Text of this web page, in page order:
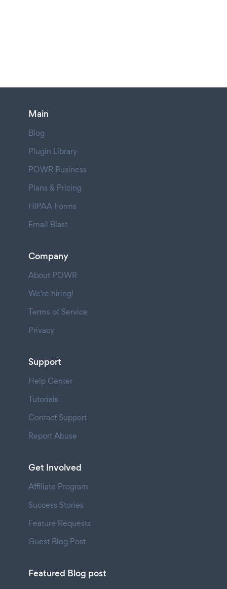
Main
Blog
Plugin Library
POWR Business
Plans & Pricing
HIPAA Forms
Email Blast
Company
About POWR
We're hiring!
Terms of Service
Privacy
Support
Help Center
Tutorials
Contact Support
Report Abuse
Get Involved
Affiliate Program
Success Stories
Feature Requests
Guest Blog Post
Featured Blog post